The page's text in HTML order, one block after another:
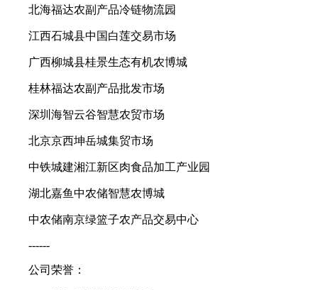
北海福达农副产品冷链物流园
江西石城县中国白莲交易市场
广西柳城县桂景生态有机农博城
桂林福达农副产品批发市场
深圳海智云谷智慧农贸市场
北京京西坤岳城集贸市场
中铁城建湘江新区肉食品加工产业园
湖北嘉鱼中农储智慧农博城
中农储南京绿篮子农产品交易中心
------
公司荣誉：